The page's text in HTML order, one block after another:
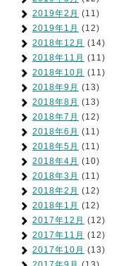
2019年2月 (11)
2019年1月 (12)
2018年12月 (14)
2018年11月 (11)
2018年10月 (11)
2018年9月 (13)
2018年8月 (13)
2018年7月 (12)
2018年6月 (11)
2018年5月 (11)
2018年4月 (10)
2018年3月 (11)
2018年2月 (12)
2018年1月 (12)
2017年12月 (12)
2017年11月 (12)
2017年10月 (13)